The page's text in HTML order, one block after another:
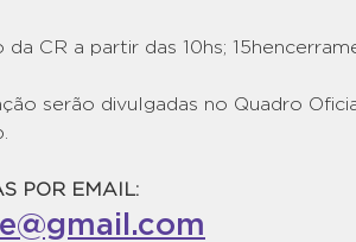
CR a partir das 10hs;
serão divulgadas no Quadro
POR EMAIL: